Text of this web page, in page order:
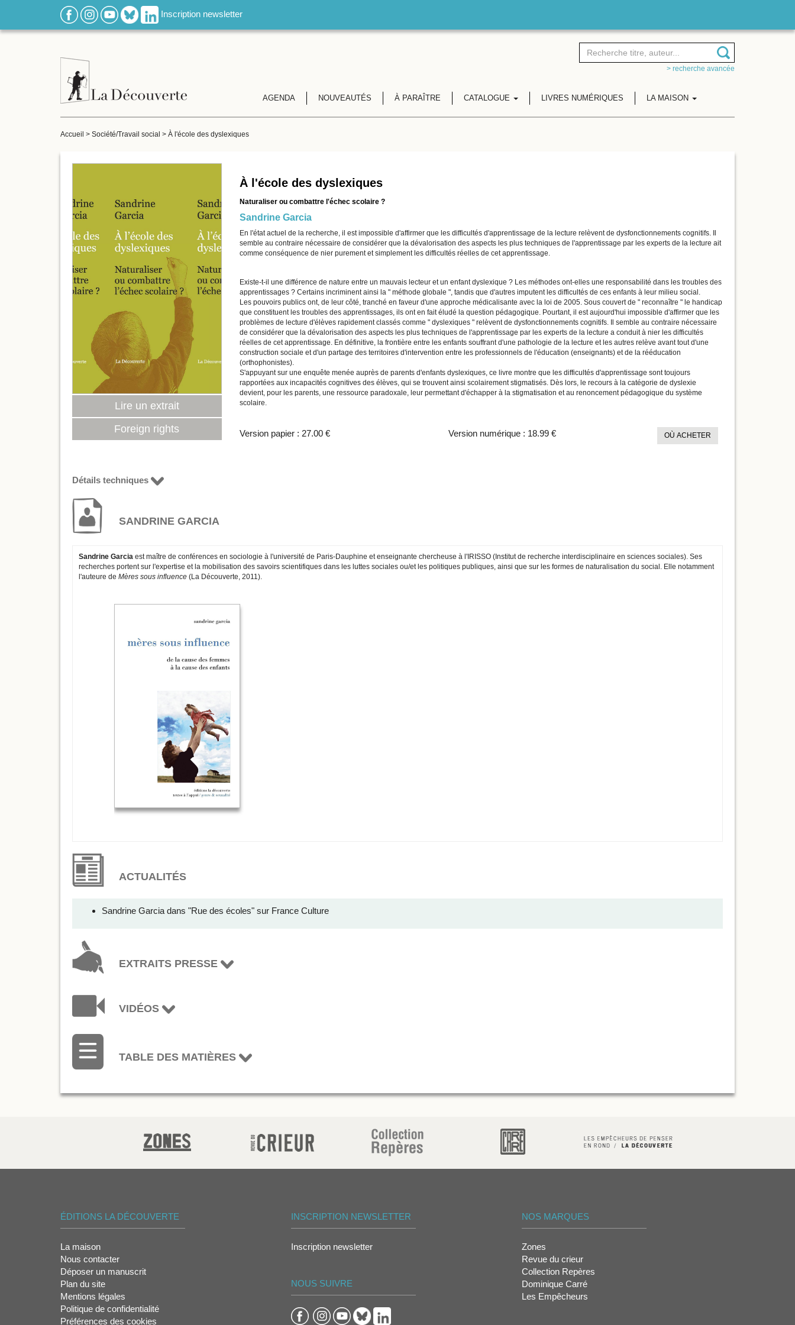
Inscription newsletter
> recherche avancée
AGENDA NOUVEAUTÉS À PARAÎTRE CATALOGUE LIVRES NUMÉRIQUES LA MAISON
Accueil > Société/Travail social > À l'école des dyslexiques
Lire un extrait
Foreign rights
À l'école des dyslexiques
Naturaliser ou combattre l'échec scolaire ?
Sandrine Garcia
En l'état actuel de la recherche, il est impossible d'affirmer que les difficultés d'apprentissage de la lecture relèvent de dysfonctionnements cognitifs. Il
semble au contraire nécessaire de considérer que la dévalorisation des aspects les plus techniques de l'apprentissage par les experts de la lecture ait
comme conséquence de nier purement et simplement les difficultés réelles de cet apprentissage.
Existe-t-il une différence de nature entre un mauvais lecteur et un enfant dyslexique ? Les méthodes ont-elles une responsabilité dans les troubles des
apprentissages ? Certains incriminent ainsi la " méthode globale ", tandis que d'autres imputent les difficultés de ces enfants à leur milieu social.
Les pouvoirs publics ont, de leur côté, tranché en faveur d'une approche médicalisante avec la loi de 2005. Sous couvert de " reconnaître " le handicap
que constituent les troubles des apprentissages, ils ont en fait éludé la question pédagogique. Pourtant, il est aujourd'hui impossible d'affirmer que les
problèmes de lecture d'élèves rapidement classés comme " dyslexiques " relèvent de dysfonctionnements cognitifs. Il semble au contraire nécessaire
de considérer que la dévalorisation des aspects les plus techniques de l'apprentissage par les experts de la lecture a conduit à nier les difficultés
réelles de cet apprentissage. En définitive, la frontière entre les enfants souffrant d'une pathologie de la lecture et les autres relève avant tout d'une
construction sociale et d'un partage des territoires d'intervention entre les professionnels de l'éducation (enseignants) et de la rééducation
(orthophonistes).
S'appuyant sur une enquête menée auprès de parents d'enfants dyslexiques, ce livre montre que les difficultés d'apprentissage sont toujours
rapportées aux incapacités cognitives des élèves, qui se trouvent ainsi scolairement stigmatisés. Dès lors, le recours à la catégorie de dyslexie
devient, pour les parents, une ressource paradoxale, leur permettant d'échapper à la stigmatisation et au renoncement pédagogique du système
scolaire.
Version papier : 27.00 € Version numérique : 18.99 € OÙ ACHETER
Détails techniques
SANDRINE GARCIA
Sandrine Garcia est maître de conférences en sociologie à l'université de Paris-Dauphine et enseignante chercheuse à l'IRISSO (Institut de recherche interdisciplinaire en sciences sociales). Ses
recherches portent sur l'expertise et la mobilisation des savoirs scientifiques dans les luttes sociales ou/et les politiques publiques, ainsi que sur les formes de naturalisation du social. Elle notamment
l'auteure de Mères sous influence (La Découverte, 2011).
ACTUALITÉS
Sandrine Garcia dans "Rue des écoles" sur France Culture
EXTRAITS PRESSE
VIDÉOS
TABLE DES MATIÈRES
ÉDITIONS LA DÉCOUVERTE
La maison
Nous contacter
Déposer un manuscrit
Plan du site
Mentions légales
Politique de confidentialité
Préférences des cookies
INSCRIPTION NEWSLETTER
Inscription newsletter
NOUS SUIVRE
NOS MARQUES
Zones
Revue du crieur
Collection Repères
Dominique Carré
Les Empêcheurs